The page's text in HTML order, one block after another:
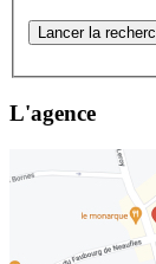
Lancer la
L'agence